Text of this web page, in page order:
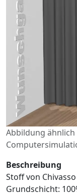
Abbildung
Beschreibung
Stoff von
Grundschicht: